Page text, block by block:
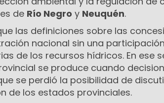
de Río Negro y Neuquén.
las definiciones sobre las
nacional sin una
de los recursos hídricos. En ese
se produce cuando
se perdió la posibilidad de
de los estados provinciales.